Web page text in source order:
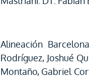
Alineación
Rodríguez, Joshué
Montaño, Gabriel